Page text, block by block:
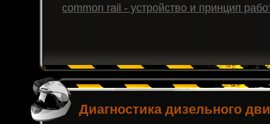
common rail - устройство и принцип
Диагностика дизельного